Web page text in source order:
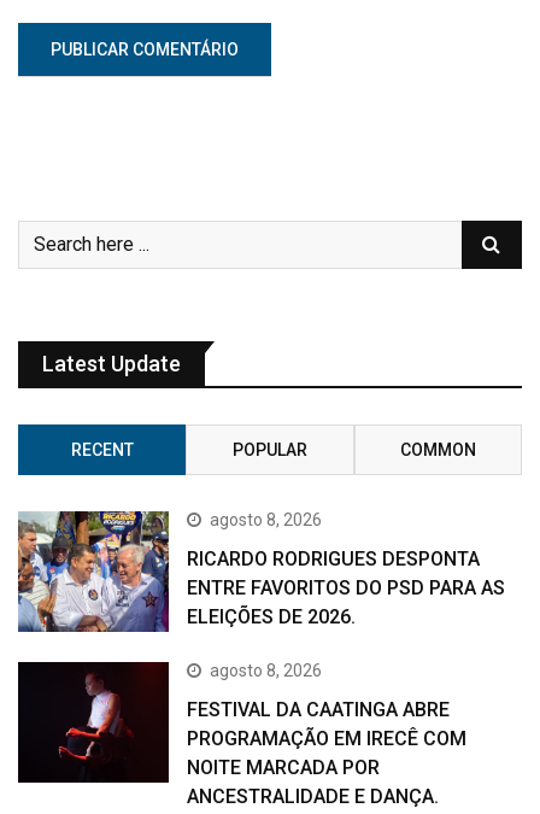
Latest Update
RECENT POPULAR COMMON
agosto 8, 2026
RICARDO RODRIGUES DESPONTA
ENTRE FAVORITOS DO PSD PARA AS
ELEIÇÕES DE 2026.
agosto 8, 2026
FESTIVAL DA CAATINGA ABRE
PROGRAMAÇÃO EM IRECÊ COM
NOITE MARCADA POR
ANCESTRALIDADE E DANÇA.